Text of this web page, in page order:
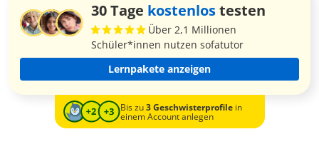
30 Tage kostenlostesten
Über 2,1 Millionen
Schüler*innen nutzen sofatutor
Lernpakete anzeigen
Bis zu3 Geschwisterprofilein
einem Account anlegen